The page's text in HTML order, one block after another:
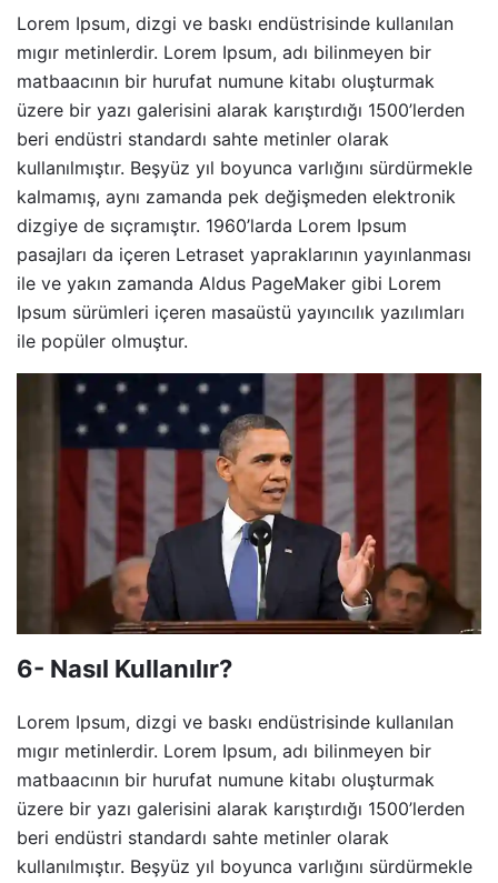
Lorem Ipsum, dizgi ve baskı endüstrisinde kullanılan
mıgır metinlerdir. Lorem Ipsum, adı bilinmeyen bir
matbaacının bir hurufat numune kitabı oluşturmak
üzere bir yazı galerisini alarak karıştırdığı 1500’lerden
beri endüstri standardı sahte metinler olarak
kullanılmıştır. Beşyüz yıl boyunca varlığını sürdürmekle
kalmamış, aynı zamanda pek değişmeden elektronik
dizgiye de sıçramıştır. 1960’larda Lorem Ipsum
pasajları da içeren Letraset yapraklarının yayınlanması
ile ve yakın zamanda Aldus PageMaker gibi Lorem
Ipsum sürümleri içeren masaüstü yayıncılık yazılımları
ile popüler olmuştur.
6- Nasıl Kullanılır?
Lorem Ipsum, dizgi ve baskı endüstrisinde kullanılan
mıgır metinlerdir. Lorem Ipsum, adı bilinmeyen bir
matbaacının bir hurufat numune kitabı oluşturmak
üzere bir yazı galerisini alarak karıştırdığı 1500’lerden
beri endüstri standardı sahte metinler olarak
kullanılmıştır. Beşyüz yıl boyunca varlığını sürdürmekle